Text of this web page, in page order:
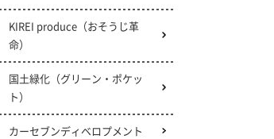
KIREI produce（おそうじ革
命）
国土緑化（グリーン・ポケッ
ト）
カーセブンディベロプメント